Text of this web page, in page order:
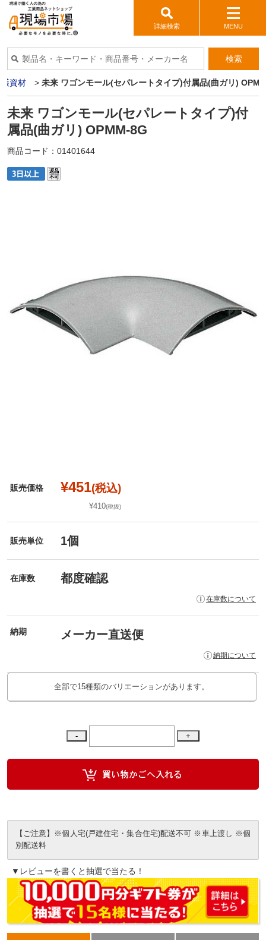
詳細検索 MENU
検索
資材 > 未来 ワゴンモール(セパレートタイプ)付属品(曲ガリ)
未来 ワゴンモール(セパレートタイプ)付
属品(曲ガリ) OPMM-8G
商品コード： 01401644
販売価格 ¥451(税込)
¥410(税抜)
販売単位 1個
在庫数 都度確認
在庫数について
納期 メーカー直送便
納期について
全部で15種類のバリエーションがあります。
【ご注意】※個人宅(戸建住宅・集合住宅)配送不可 ※車上渡し ※個
別配送料
▼レビューを書くと抽選で当たる！